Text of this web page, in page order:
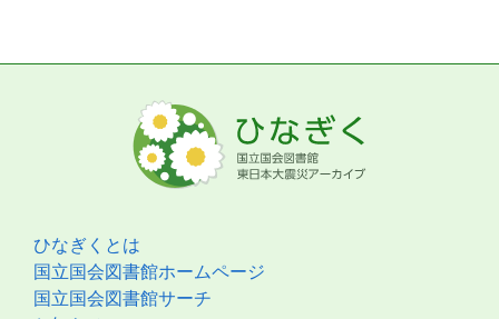
ひなぎくとは
国立国会図書館ホームページ
国立国会図書館サーチ